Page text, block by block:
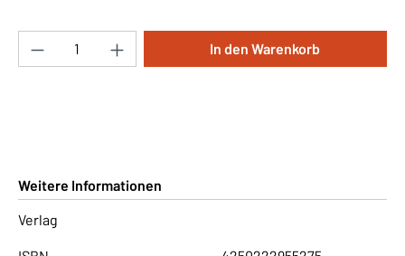
Produkt Anzahl: Gib den gewünschten
In den Warenkorb
Weitere Informationen
Verlag